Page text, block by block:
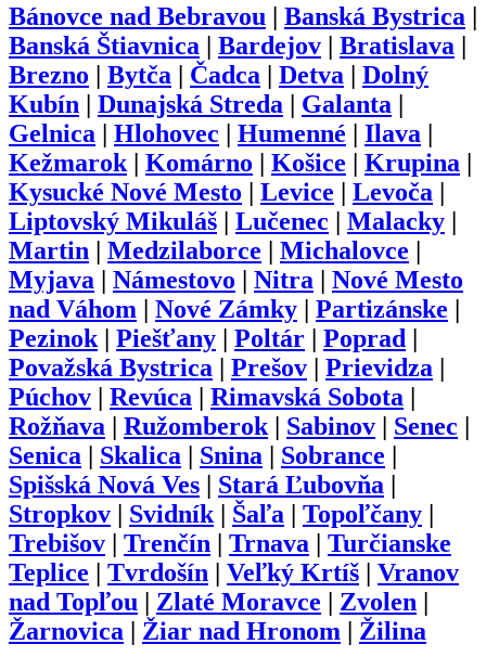
Bánovce nad Bebravou | Banská Bystrica |
Banská Štiavnica | Bardejov | Bratislava |
Brezno | Bytča | Čadca | Detva | Dolný
Kubín | Dunajská Streda | Galanta |
Gelnica | Hlohovec | Humenné | Ilava |
Kežmarok | Komárno | Košice | Krupina |
Kysucké Nové Mesto | Levice | Levoča |
Liptovský Mikuláš | Lučenec | Malacky |
Martin | Medzilaborce | Michalovce |
Myjava | Námestovo | Nitra | Nové Mesto
nad Váhom | Nové Zámky | Partizánske |
Pezinok | Piešťany | Poltár | Poprad |
Považská Bystrica | Prešov | Prievidza |
Púchov | Revúca | Rimavská Sobota |
Rožňava | Ružomberok | Sabinov | Senec |
Senica | Skalica | Snina | Sobrance |
Spišská Nová Ves | Stará Ľubovňa |
Stropkov | Svidník | Šaľa | Topoľčany |
Trebišov | Trenčín | Trnava | Turčianske
Teplice | Tvrdošín | Veľký Krtíš | Vranov
nad Topľou | Zlaté Moravce | Zvolen |
Žarnovica | Žiar nad Hronom | Žilina